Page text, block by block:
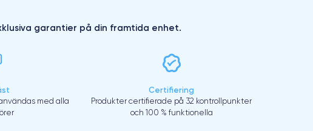
garantier på din framtida enhet.
med alla
Certifiering
Produkter certifierade på 32 kontrollpunkter
och 100 % funktionella